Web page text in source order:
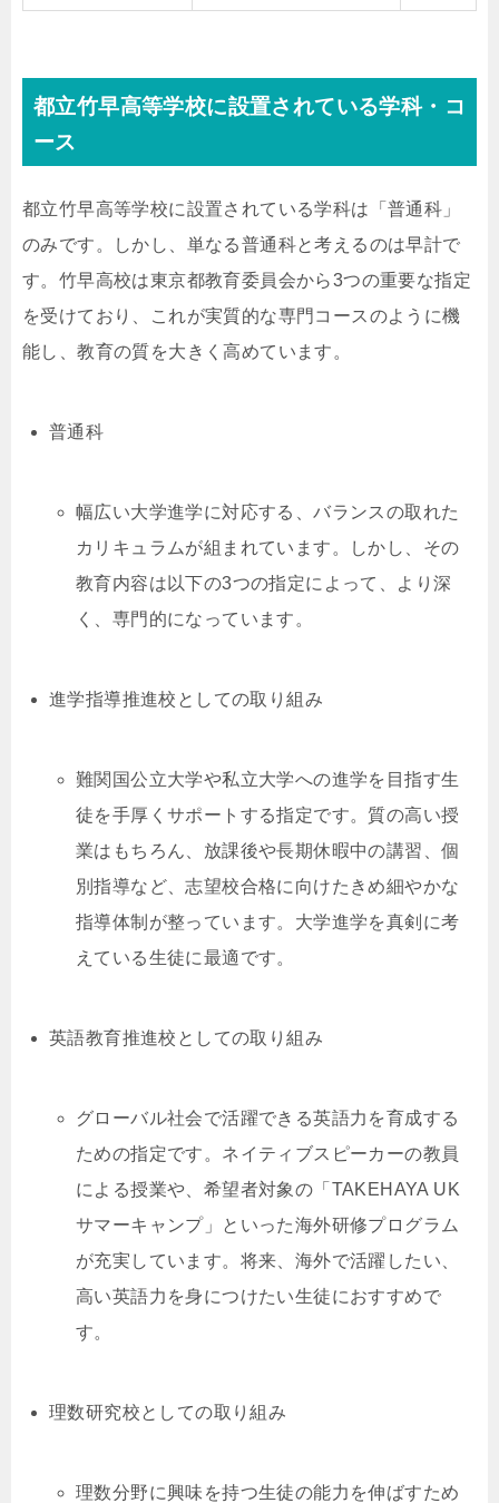
都立竹早高等学校に設置されている学科・コ
ース
都立竹早高等学校に設置されている学科は「普通科」
のみです。しかし、単なる普通科と考えるのは早計で
す。竹早高校は東京都教育委員会から3つの重要な指定
を受けており、これが実質的な専門コースのように機
能し、教育の質を大きく高めています。
普通科
幅広い大学進学に対応する、バランスの取れた
カリキュラムが組まれています。しかし、その
教育内容は以下の3つの指定によって、より深
く、専門的になっています。
進学指導推進校としての取り組み
難関国公立大学や私立大学への進学を目指す生
徒を手厚くサポートする指定です。質の高い授
業はもちろん、放課後や長期休暇中の講習、個
別指導など、志望校合格に向けたきめ細やかな
指導体制が整っています。大学進学を真剣に考
えている生徒に最適です。
英語教育推進校としての取り組み
グローバル社会で活躍できる英語力を育成する
ための指定です。ネイティブスピーカーの教員
による授業や、希望者対象の「TAKEHAYA UK
サマーキャンプ」といった海外研修プログラム
が充実しています。将来、海外で活躍したい、
高い英語力を身につけたい生徒におすすめで
す。
理数研究校としての取り組み
理数分野に興味を持つ生徒の能力を伸ばすため